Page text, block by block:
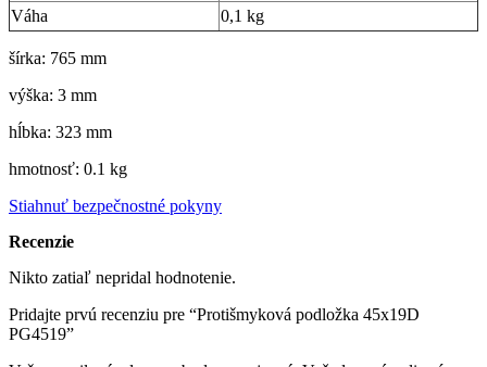
Váha
0,1 kg
šírka: 765 mm
výška: 3 mm
hĺbka: 323 mm
hmotnosť: 0.1 kg
Stiahnuť bezpečnostné pokyny
Recenzie
Nikto zatiaľ nepridal hodnotenie.
Pridajte prvú recenziu pre “Protišmyková podložka 45x19D
PG4519”